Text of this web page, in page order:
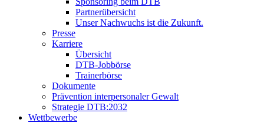
Partnerübersicht
Unser Nachwuchs ist die Zukunft.
Presse
Karriere
Übersicht
DTB-Jobbörse
Trainerbörse
Dokumente
Prävention interpersonaler Gewalt
Strategie DTB:2032
Wettbewerbe